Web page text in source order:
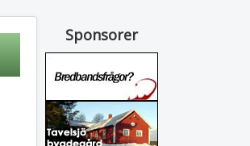
Sponsorer